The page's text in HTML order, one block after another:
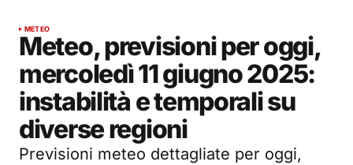
METEO
Meteo, previsioni per oggi,
mercoledì 11 giugno 2025:
instabilità e temporali su
diverse regioni
Previsioni meteo dettagliate per oggi,